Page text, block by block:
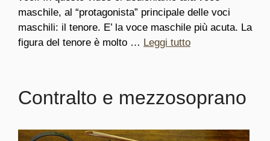
maschile, al “protagonista” principale delle voci
maschili: il tenore. E’ la voce maschile più acuta. La
figura del tenore è molto … Leggi tutto
Contralto e mezzosoprano